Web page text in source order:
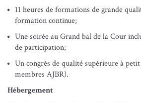
11 heures de formations de grande
formation continue;
Une soirée au Grand bal de la Cour
de participation;
Un congrès de qualité supérieure à
membres AJBR).
Hébergement